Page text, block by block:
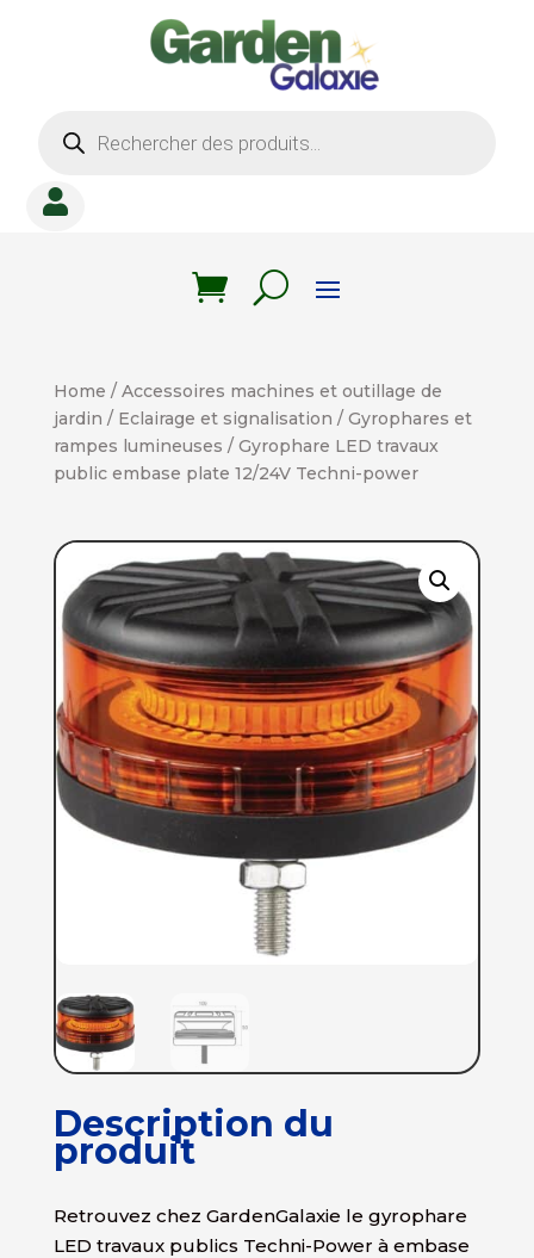
produits

Home / Accessoires machines et outillage de
jardin / Eclairage et signalisation / Gyrophares et
rampes lumineuses / Gyrophare LED travaux
public embase plate 12/24V Techni-power
Description du
produit
Retrouvez chez GardenGalaxie le gyrophare
LED travaux publics Techni-Power à embase